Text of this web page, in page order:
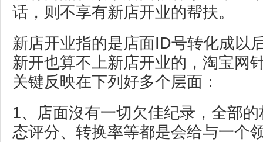
话，则不享有新店开业的帮扶。
新店开业指的是店面ID号转化成以
新开也算不上新店开业的，淘宝网
关键反映在下列好多个层面：
1、店面沒有一切欠佳纪录，全部
态评分、转换率等都是会给与一个